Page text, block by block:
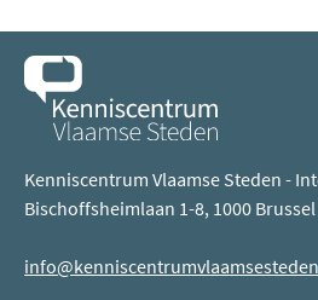
Kenniscentrum Vlaamse Steden -
Bischoffsheimlaan 1-8, 1000 Brussel